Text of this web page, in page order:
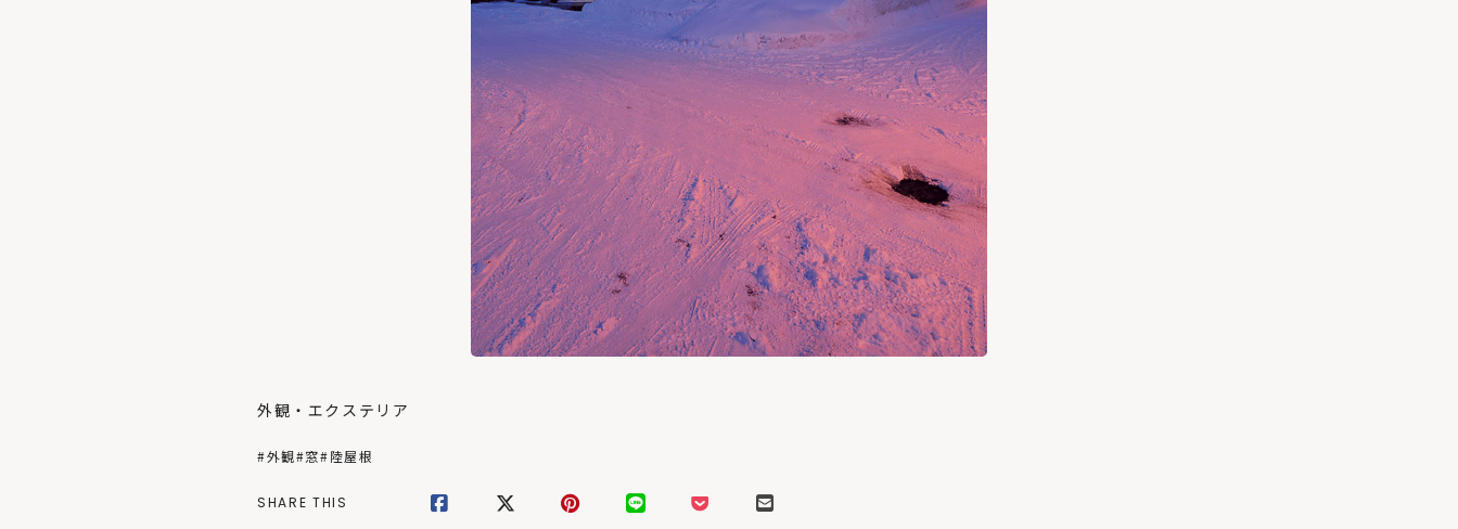
外観・エクステリア
#外観#窓#陸屋根
SHARE THIS